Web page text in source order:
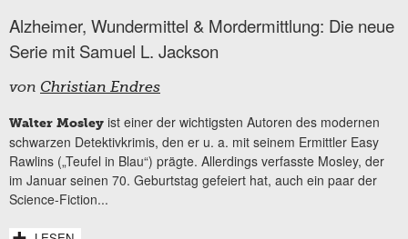
Alzheimer, Wundermittel & Mordermittlung: Die neue
Serie mit Samuel L. Jackson
von Christian Endres
Walter Mosley ist einer der wichtigsten Autoren des modernen
schwarzen Detektivkrimis, den er u. a. mit seinem Ermittler Easy
Rawlins („Teufel in Blau“) prägte. Allerdings verfasste Mosley, der
im Januar seinen 70. Geburtstag gefeiert hat, auch ein paar der
Science-Fiction...